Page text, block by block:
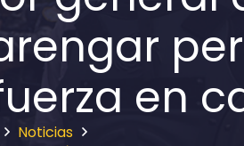
en
Noticias